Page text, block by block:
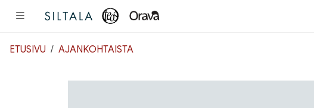
ETUSIVU AJANKOHTAISTA